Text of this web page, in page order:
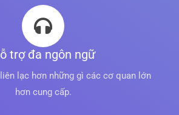
trợ đa ngôn ngữ
lạc hơn những gì các cơ quan lớn
hơn cung cấp.